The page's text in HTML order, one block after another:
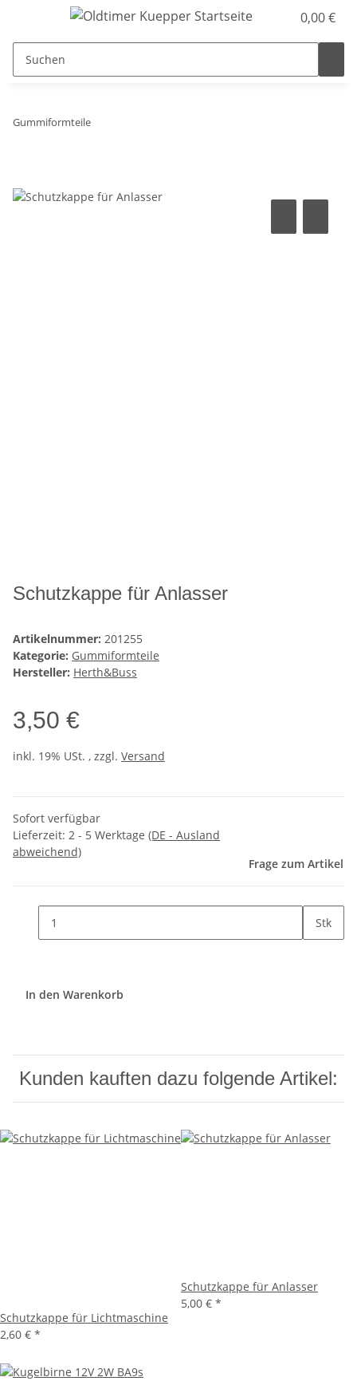
0,00 €
Gummiformteile
Schutzkappe für Anlasser
Artikelnummer: 201255
Kategorie: Gummiformteile
Hersteller: Herth&Buss
3,50 €
inkl. 19% USt. , zzgl. Versand
Sofort verfügbar
Lieferzeit: 2 - 5 Werktage (DE - Ausland
abweichend)
Frage zum Artikel
Stk
In den Warenkorb
Kunden kauften dazu folgende Artikel:
Schutzkappe für Lichtmaschine
2,60 € *
Schutzkappe für Anlasser
5,00 € *